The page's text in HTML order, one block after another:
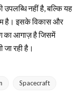
नहीं है, बल्कि यह
है। इसके विकास और
का आगाज़ है जिसमें
जा रही है।
Spacecraft